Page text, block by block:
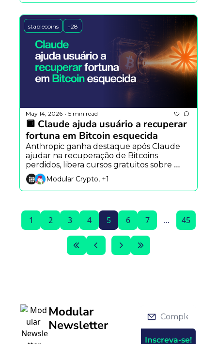
stablecoins +28
May 14, 2026 • 5 min read
🔲 Claude ajuda usuário a recuperar
fortuna em Bitcoin esquecida
Anthropic ganha destaque após Claude
ajudar na recuperação de Bitcoins
perdidos, libera cursos gratuitos sobre
agentes de IA e vê novo alerta surgir após
incidente envolvendo Grok.
Modular Crypto, +1
1 2 3 4 5 6 7 ... 45
Modular
Newsletter
Inscreva-se!